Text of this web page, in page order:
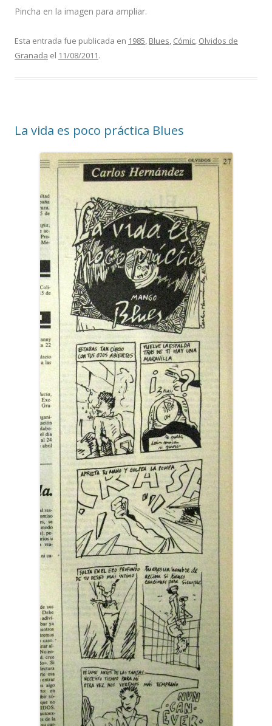
Pincha en la imagen para ampliar.
Esta entrada fue publicada en 1985 Blues Cómic Olvidos de
Granada el 11/08/2011.
La vida es poco práctica Blues